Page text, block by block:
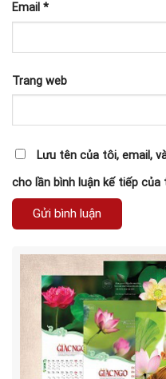
Email *
Trang web
Lưu tên của tôi, email,
cho lần bình luận kế tiếp của